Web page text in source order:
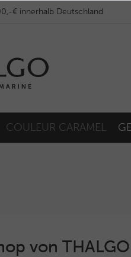
€ innerhalb Deutschland
COULEUR CARAMEL
von THALGO